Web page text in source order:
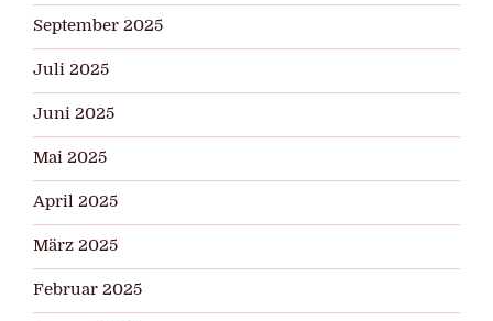
September 2025
Juli 2025
Juni 2025
Mai 2025
April 2025
März 2025
Februar 2025